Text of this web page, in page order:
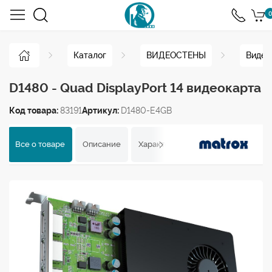
0
Каталог ВИДЕОСТЕНЫ
D1480 - Quad DisplayPort 14 видеокарта
Код товара:83191Артикул: D1480-E4GB
Все о товаре Описание Характеристики Отзывы